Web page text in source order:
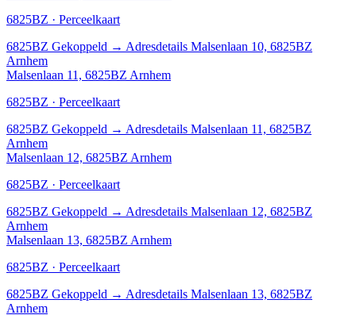
6825BZ · Perceelkaart
6825BZ Gekoppeld → Adresdetails Malsenlaan 10, 6825BZ
Arnhem
Malsenlaan 11, 6825BZ Arnhem
6825BZ · Perceelkaart
6825BZ Gekoppeld → Adresdetails Malsenlaan 11, 6825BZ
Arnhem
Malsenlaan 12, 6825BZ Arnhem
6825BZ · Perceelkaart
6825BZ Gekoppeld → Adresdetails Malsenlaan 12, 6825BZ
Arnhem
Malsenlaan 13, 6825BZ Arnhem
6825BZ · Perceelkaart
6825BZ Gekoppeld → Adresdetails Malsenlaan 13, 6825BZ
Arnhem